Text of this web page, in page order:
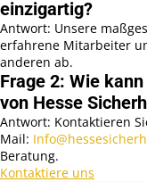
einzigartig?
Antwort: Unsere
erfahrene Mitarbeiter
anderen ab.
Frage 2: Wie
von Hesse
Antwort: Kontaktieren
Mail:
Beratung.
Kontaktiere uns